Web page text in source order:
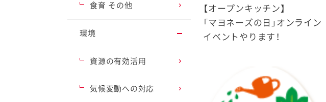
【オープンキッチン】
「マヨネーズの日」オンライン
イベントやります！
食育 その他
環境
資源の有効活用
気候変動への対応